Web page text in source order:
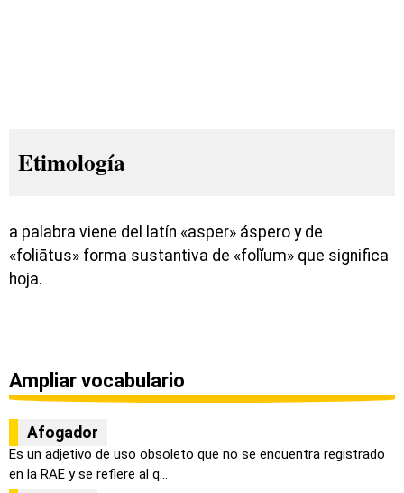
Etimología
a palabra viene del latín «asper» áspero y de
«foliātus» forma sustantiva de «folĭum» que significa
hoja.
Ampliar vocabulario
Afogador
Es un adjetivo de uso obsoleto que no se encuentra registrado
en la RAE y se refiere al q...